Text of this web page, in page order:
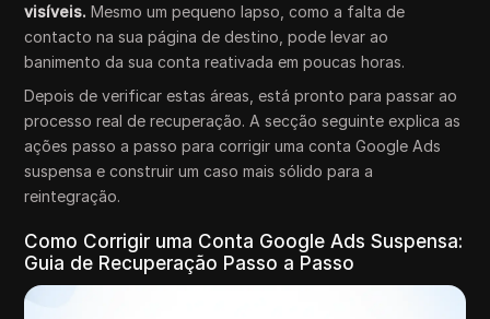
visíveis. Mesmo um pequeno lapso, como a falta de
contacto na sua página de destino, pode levar ao
banimento da sua conta reativada em poucas horas.
Depois de verificar estas áreas, está pronto para passar ao
processo real de recuperação. A secção seguinte explica as
ações passo a passo para corrigir uma conta Google Ads
suspensa e construir um caso mais sólido para a
reintegração.
Como Corrigir uma Conta Google Ads Suspensa:
Guia de Recuperação Passo a Passo